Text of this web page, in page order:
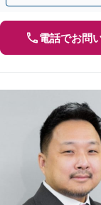
電話でお問